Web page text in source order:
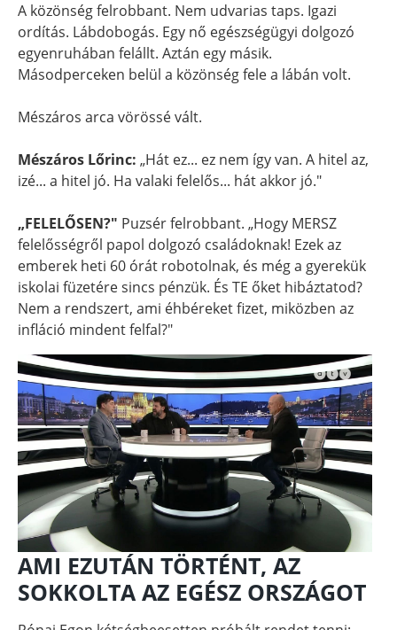
A közönség felrobbant. Nem udvarias taps. Igazi
ordítás. Lábdobogás. Egy nő egészségügyi dolgozó
egyenruhában felállt. Aztán egy másik.
Másodperceken belül a közönség fele a lábán volt.
Mészáros arca vörössé vált.
Mészáros Lőrinc: „Hát ez... ez nem így van. A hitel az,
izé... a hitel jó. Ha valaki felelős... hát akkor jó."
„FELELŐSEN?" Puzsér felrobbant. „Hogy MERSZ
felelősségről papol dolgozó családoknak! Ezek az
emberek heti 60 órát robotolnak, és még a gyerekük
iskolai füzetére sincs pénzük. És TE őket hibáztatod?
Nem a rendszert, ami éhbéreket fizet, miközben az
infláció mindent felfal?"
AMI EZUTÁN TÖRTÉNT, AZ
SOKKOLTA AZ EGÉSZ ORSZÁGOT